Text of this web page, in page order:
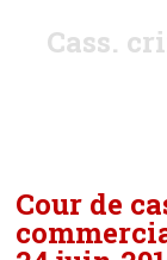
Cass.
Cour de